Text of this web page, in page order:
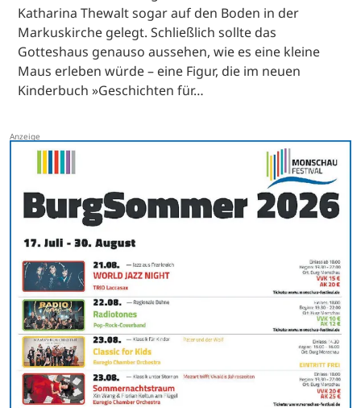
Katharina Thewalt sogar auf den Boden in der
Markuskirche gelegt. Schließlich sollte das
Gotteshaus genauso aussehen, wie es eine kleine
Maus erleben würde – eine Figur, die im neuen
Kinderbuch »Geschichten für…